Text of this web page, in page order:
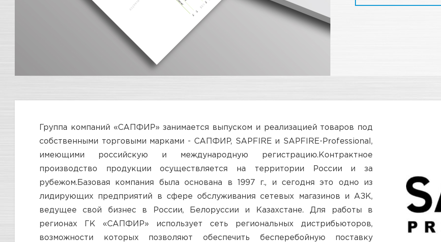
Группа компаний «САПФИР» занимается выпуском и реализацией товаров под
собственными торговыми марками - САПФИР, SAPFIRE и SAPFIRE-Professional,
имеющими российскую и международную регистрацию.Контрактное
производство продукции осуществляется на территории России и за
рубежом.Базовая компания была основана в 1997 г., и сегодня это одно из
лидирующих предприятий в сфере обслуживания сетевых магазинов и АЗК,
ведущее свой бизнес в России, Белоруссии и Казахстане. Для работы в
регионах ГК «САПФИР» использует сеть региональных дистрибьюторов,
возможности которых позволяют обеспечить бесперебойную поставку